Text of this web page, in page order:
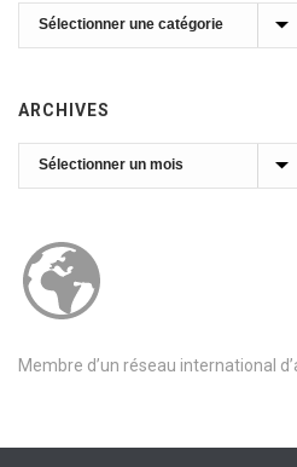
Catégories
ARCHIVES
Archives
Membre d’un réseau international